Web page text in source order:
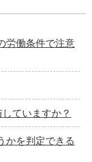
労働条件で注意
ていますか？
かを判定できる